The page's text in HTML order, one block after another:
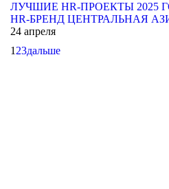
ЛУЧШИЕ HR-ПРОЕКТЫ 2025
HR-БРЕНД ЦЕНТРАЛЬНАЯ
24 апреля
1 23дальше